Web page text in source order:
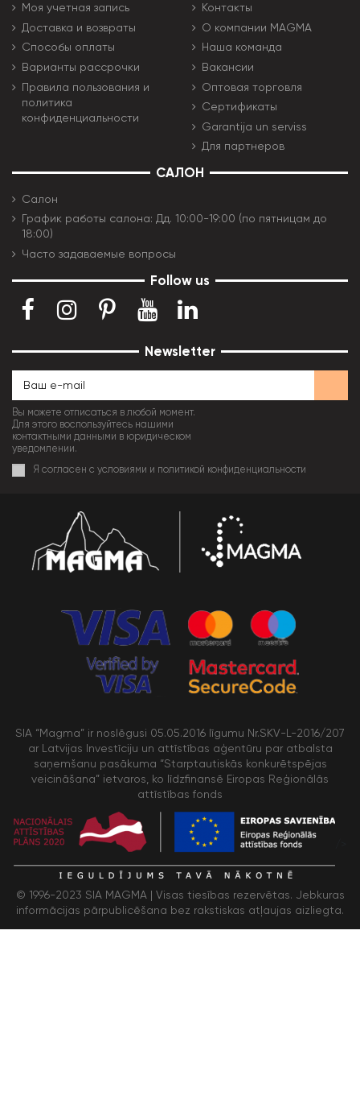
Моя учетная запись
Доставка и возвраты
Способы оплаты
Варианты рассрочки
Правила пользования и
политика
конфиденциальности
Контакты
О компании MAGMA
Наша команда
Вакансии
Оптовая торговля
Сертификаты
Garantija un serviss
Для партнеров
САЛОН
Салон
График работы салона: Дд. 10:00-19:00 (по пятницам до
18:00)
Часто задаваемые вопросы
Follow us
Newsletter
Вы можете отписаться в любой момент.
Для этого воспользуйтесь нашими
контактными данными в юридическом
уведомлении.
Я согласен с условиями и политикой конфиденциальности
SIA “Magma” ir noslēgusi 05.05.2016 līgumu Nr.SKV-L-2016/207
ar Latvijas Investīciju un attīstības aģentūru par atbalsta
saņemšanu pasākuma “Starptautiskās konkurētspējas
veicināšana” ietvaros, ko līdzfinansē Eiropas Reģionālās
attīstības fonds
© 1996-2023 SIA MAGMA | Visas tiesības rezervētas. Jebkuras
informācijas pārpublicēšana bez rakstiskas atļaujas aizliegta.